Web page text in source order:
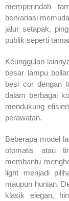
memperindah
bervariasi
jalur setapak,
publik seperti
Keunggulan
besar lampu
besi cor dengan
dalam berbagai
mendukung
perawatan.
Beberapa model
otomatis atau
membantu
light menjadi
maupun hunian.
klasik elegan,